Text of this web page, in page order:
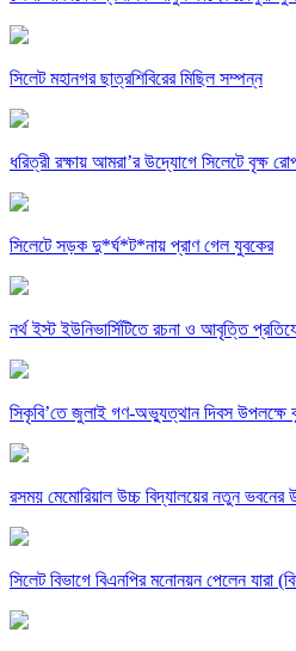
সিলেট মহানগর ছাত্রশিবিরের মিছিল সম্পন্ন
ধরিত্রী রক্ষায় আমরা’র উদ্যোগে সিলেটে বৃক্ষ
সিলেটে সড়ক দু*র্ঘ*ট*নায় প্রাণ গেল যুবকের
নর্থ ইস্ট ইউনিভার্সিটিতে রচনা ও আবৃত্তি
সিকৃবি’তে জুলাই গণ-অভ্যুত্থান দিবস উপলক্ষে
রসময় মেমোরিয়াল উচ্চ বিদ্যালয়ের নতুন ভবনের
সিলেট বিভাগে বিএনপির মনোনয়ন পেলেন যারা